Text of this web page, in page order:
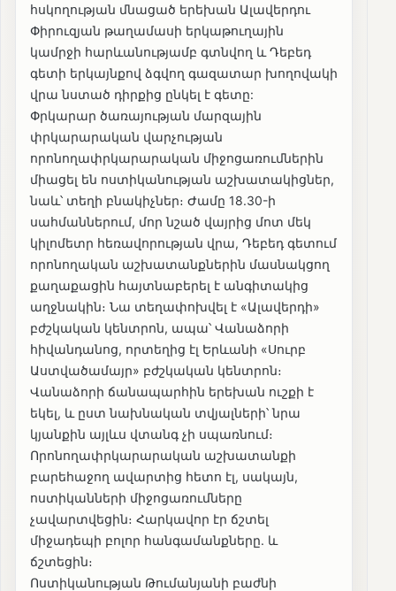
հսկողության մնացած երեխան Ալավերդու
Փիրուզյան թաղամասի երկաթուղային
կամրջի հարևանությամբ գտնվող և Դեբեդ
գետի երկայնքով ձգվող գազատար խողովակի
վրա նստած դիրքից ընկել է գետը:
Փրկարար ծառայության մարզային
փրկարարական վարչության
որոնողափրկարարական միջոցառումներին
միացել են ոստիկանության աշխատակիցներ,
նաև՝ տեղի բնակիչներ։ Ժամը 18.30-ի
սահմաններում, մոր նշած վայրից մոտ մեկ
կիլոմետր հեռավորության վրա, Դեբեդ գետում
որոնողական աշխատանքներին մասնակցող
քաղաքացին հայտնաբերել է անգիտակից
աղջնակին։ Նա տեղափոխվել է «Ալավերդի»
բժշկական կենտրոն, ապա՝ Վանաձորի
հիվանդանոց, որտեղից էլ Երևանի «Սուրբ
Աստվածամայր» բժշկական կենտրոն։
Վանաձորի ճանապարհին երեխան ուշքի է
եկել, և ըստ նախնական տվյալների՝ նրա
կյանքին այլևս վտանգ չի սպառնում։
Որոնողափրկարարական աշխատանքի
բարեհաջող ավարտից հետո էլ, սակայն,
ոստիկանների միջոցառումները
չավարտվեցին։ Հարկավոր էր ճշտել
միջադեպի բոլոր հանգամանքները. և
ճշտեցին։
Ոստիկանության Թումանյանի բաժնի